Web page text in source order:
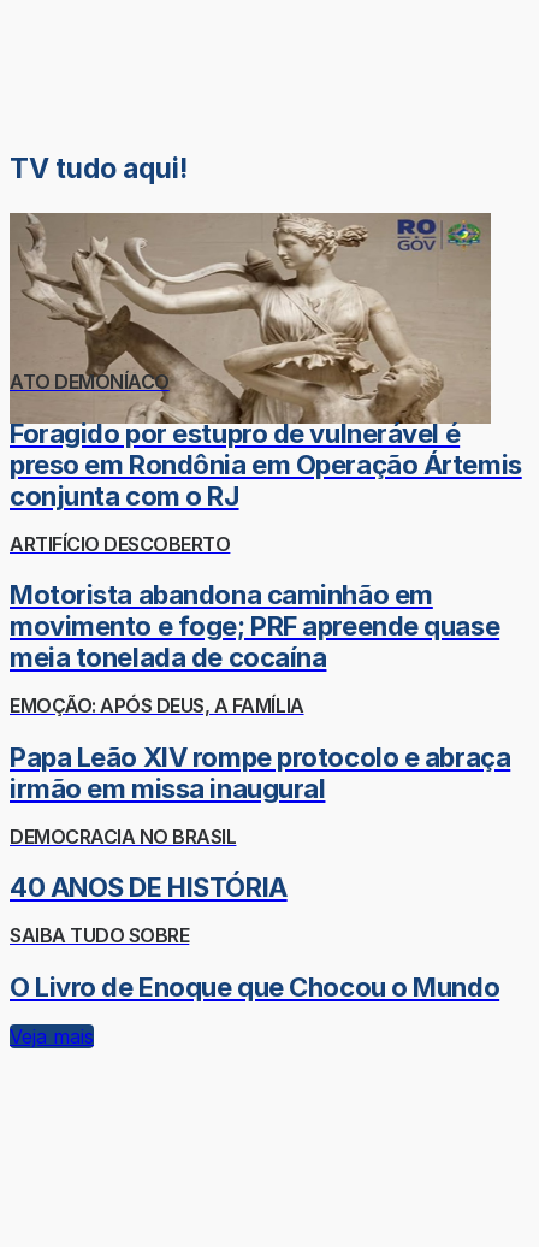
TV tudo aqui!
ATO DEMONÍACO
Foragido por estupro de vulnerável é
preso em Rondônia em Operação Ártemis
conjunta com o RJ
ARTIFÍCIO DESCOBERTO
Motorista abandona caminhão em
movimento e foge; PRF apreende quase
meia tonelada de cocaína
EMOÇÃO: APÓS DEUS, A FAMÍLIA
Papa Leão XIV rompe protocolo e abraça
irmão em missa inaugural
DEMOCRACIA NO BRASIL
40 ANOS DE HISTÓRIA
SAIBA TUDO SOBRE
O Livro de Enoque que Chocou o Mundo
Veja mais